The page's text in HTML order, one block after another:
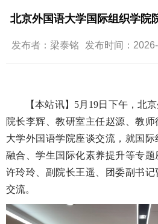
北京外国语大学国际组织学院
发布者：梁泰铭 发布时间：
【本站讯】5月19日下午，北
院长李辉、教研室主任赵源、教
大学外国语学院座谈交流，就国际
融合、学生国际化素养提升等专
许玲玲、副院长王遥、团委副书
交流。